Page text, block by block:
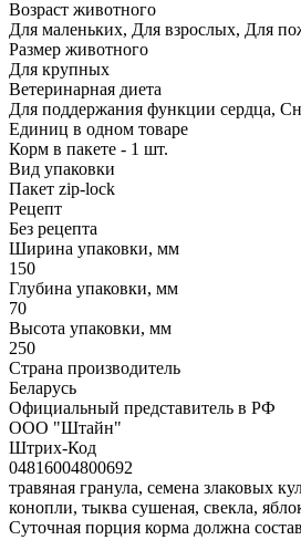
Возраст животного
Для маленьких, Для взрослых, Для
Размер животного
Для крупных
Ветеринарная диета
Для поддержания функции сердца,
Единиц в одном товаре
Корм в пакете - 1 шт.
Вид упаковки
Пакет zip-lock
Рецепт
Без рецепта
Ширина упаковки, мм
150
Глубина упаковки, мм
70
Высота упаковки, мм
250
Страна производитель
Беларусь
Официальный представитель в РФ
ООО "Штайн"
Штрих-Код
04816004800692
травяная гранула, семена злаковых
конопли, тыква сушеная, свекла,
Суточная порция корма должна